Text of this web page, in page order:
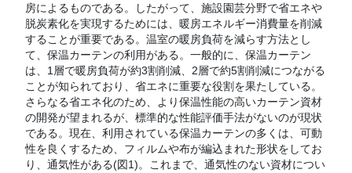
房によるものである。したがって、施設園芸分野で省エネや
脱炭素化を実現するためには、暖房エネルギー消費量を削減
することが重要である。温室の暖房負荷を減らす方法とし
て、保温カーテンの利用がある。一般的に、保温カーテン
は、1層で暖房負荷が約3割削減、2層で約5割削減につながる
ことが知られており、省エネに重要な役割を果たしている。
さらなる省エネ化のため、より保温性能の高いカーテン資材
の開発が望まれるが、標準的な性能評価手法がないのが現状
である。現在、利用されている保温カーテンの多くは、可動
性を良くするため、フィルムや布が編込まれた形状をしてお
り、通気性がある(図1)。これまで、通気性のない資材につい